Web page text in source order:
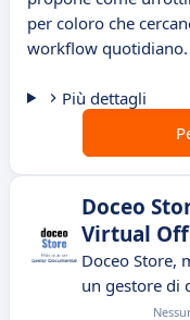
per coloro che
workflow quotidiano.
Più dettagli
Doceo
Virtual
Doceo Store,
un gestore di